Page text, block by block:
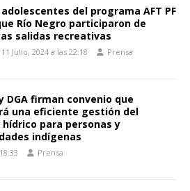
del programa AFT PF
Río Negro participaron de
salidas recreativas
Julio, 2024 a las 22:18 Prensa
DGA firman convenio que
una eficiente gestión del
hídrico para personas y
indígenas
Prensa